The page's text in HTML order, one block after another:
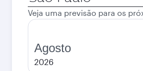
de
origem
Veja uma previsão para os
Agosto
2026